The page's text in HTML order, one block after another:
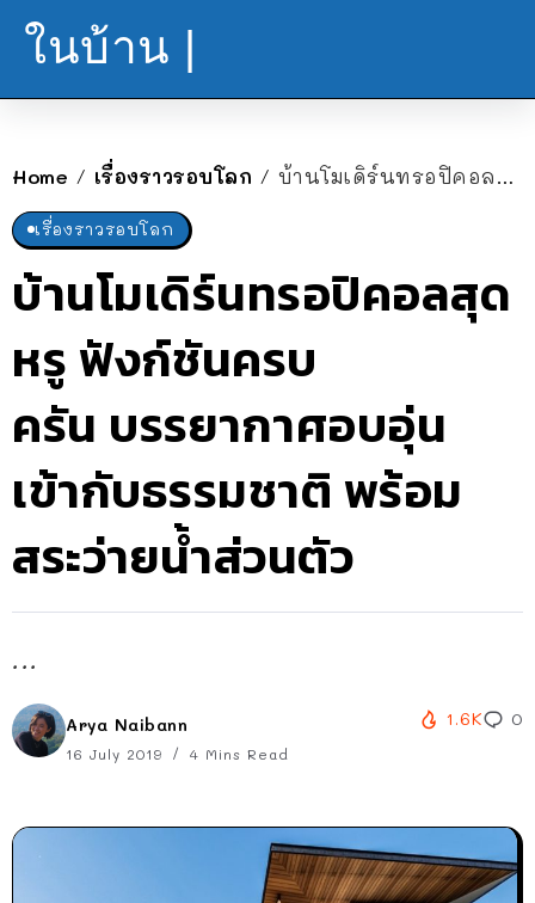
ในบ้าน |
Home / เรื่องราวรอบโลก / บ้านโมเดิร์นทรอปิคอลสุดหรู ฟังก์ชันครบครัน บรรยากาศอบอุ่น เข้ากับธรรมชาติ พร้อมสระว่ายน้ำส่วนตัว
เรื่องราวรอบโลก
บ้านโมเดิร์นทรอปิคอลสุด
หรู ฟังก์ชันครบ
ครัน บรรยากาศอบอุ่น
เข้ากับธรรมชาติ พร้อม
สระว่ายน้ำส่วนตัว
...
Arya Naibann
16 July 2019 4 Mins Read
1.6K 0